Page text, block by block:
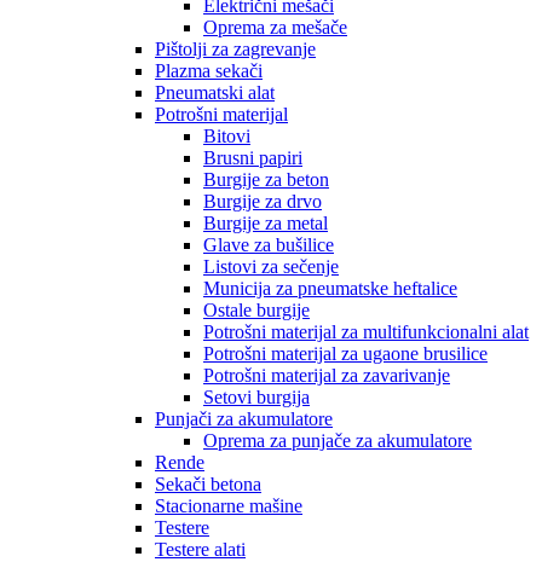
Električni mešači
Oprema za mešače
Pištolji za zagrevanje
Plazma sekači
Pneumatski alat
Potrošni materijal
Bitovi
Brusni papiri
Burgije za beton
Burgije za drvo
Burgije za metal
Glave za bušilice
Listovi za sečenje
Municija za pneumatske heftalice
Ostale burgije
Potrošni materijal za multifunkcionalni alat
Potrošni materijal za ugaone brusilice
Potrošni materijal za zavarivanje
Setovi burgija
Punjači za akumulatore
Oprema za punjače za akumulatore
Rende
Sekači betona
Stacionarne mašine
Testere
Testere alati